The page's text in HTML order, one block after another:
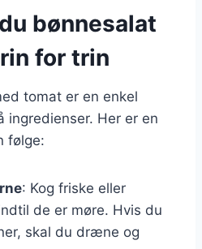
bønnesalat
for trin
tomat er en enkel
Her er en
følge:
: Kog friske eller
de er møre. Hvis du
skal du dræne og